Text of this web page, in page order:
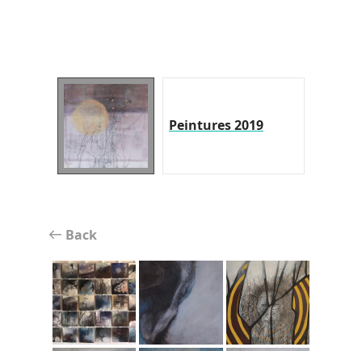
Peintures 2019
Back